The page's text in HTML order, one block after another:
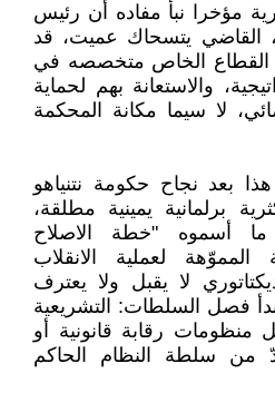
مؤخرا نبأ مفاده أن رئيس
القاضي يتسحاك عميت، قد
القطاع الخاص متخصصه في
والاستعانة بهم لحماية
لا سيما مكانة المحكمة
بعد نجاح حكومة نتنياهو
برلمانية يمينية مطلقة،
ما أسموه "خطة الاصلاح
لعملية الانقلاب
لا يقبل ولا يعترف
فصل السلطات: التشريعية
منظومات رقابة قانونية أو
من سلطة النظام الحاكم